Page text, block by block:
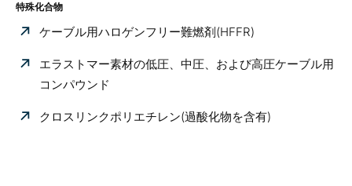
特殊化合物
ケーブル用ハロゲンフリー難燃剤(HFFR)
エラストマー素材の低圧、中圧、および高圧ケーブル用
コンパウンド
クロスリンクポリエチレン(過酸化物を含有)